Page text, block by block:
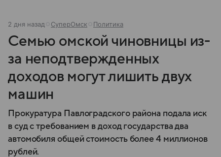
2 дня назад СуперОмск Политика
Семью омской чиновницы из-
за неподтвержденных
доходов могут лишить двух
машин
Прокуратура Павлоградского района подала иск
в суд с требованием в доход государства два
автомобиля общей стоимость более 4 миллионов
рублей.